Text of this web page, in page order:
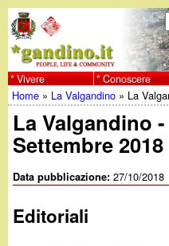
al
contenuto
principale
w
w
w
.
C
r
Vivere Conoscere
Tu
sei
qui
Home » La Valgandino » La
La Valgandino -
Settembre 2018
Data pubblicazione:27/10/2018
Editoriali